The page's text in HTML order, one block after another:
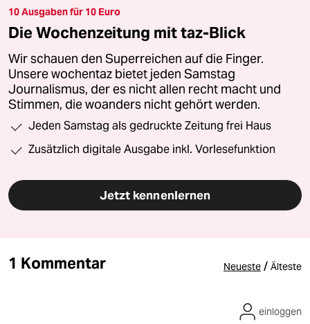
10 Ausgaben für 10 Euro
Die Wochenzeitung mit taz-Blick
Wir schauen den Superreichen auf die Finger.
Unsere wochentaz bietet jeden Samstag
Journalismus, der es nicht allen recht macht und
Stimmen, die woanders nicht gehört werden.
Jeden Samstag als gedruckte Zeitung frei Haus
Zusätzlich digitale Ausgabe inkl. Vorlesefunktion
Jetzt kennenlernen
1 Kommentar Neueste / Älteste
einloggen